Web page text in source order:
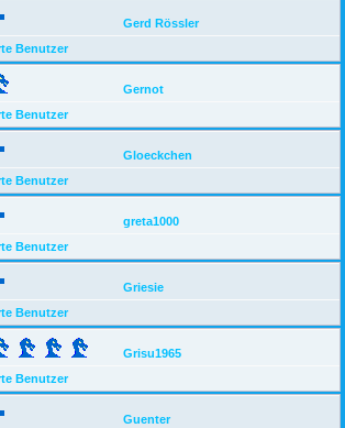
Gerd Rössler
Benutzer
Gernot
Benutzer
Gloeckchen
Benutzer
greta1000
Benutzer
Griesie
Benutzer
Grisu1965
Benutzer
Guenter